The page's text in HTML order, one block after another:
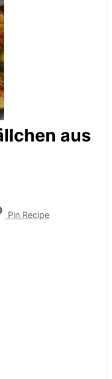
aus
Pin Recipe